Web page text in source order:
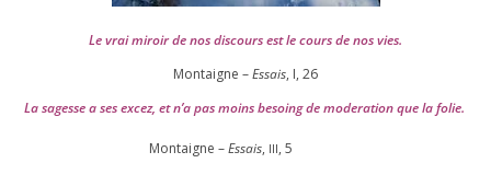
Le vrai miroir de nos dis­cours est le cours de nos vies.
Montaigne –Essais, I, 26
La sagesse a ses excez, et n’a pas moins besoing de mode­ra­tion que la folie.
Montaigne –Essais, III, 5